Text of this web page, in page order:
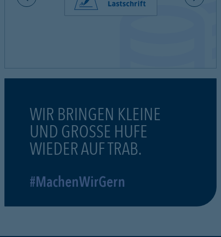
WIR BRINGEN KLEINE
UND GROSSE HUFE
WIEDER AUF TRAB.
#MachenWirGern